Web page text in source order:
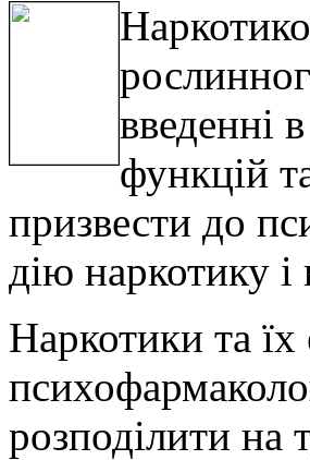
введенні
функцій
призвести до
дію наркотику
Наркотики та
розподілити на